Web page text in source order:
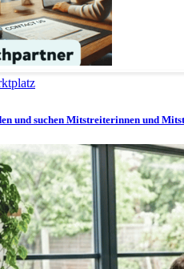
und suchen Mitstreiterinnen und